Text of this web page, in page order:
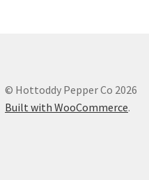
© Hottoddy Pepper Co 2026
Built with WooCommerce.